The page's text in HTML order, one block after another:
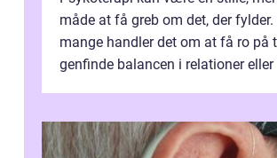
måde at få greb om det, der fylder.
mange handler det om at få ro på
genfinde balancen i relationer